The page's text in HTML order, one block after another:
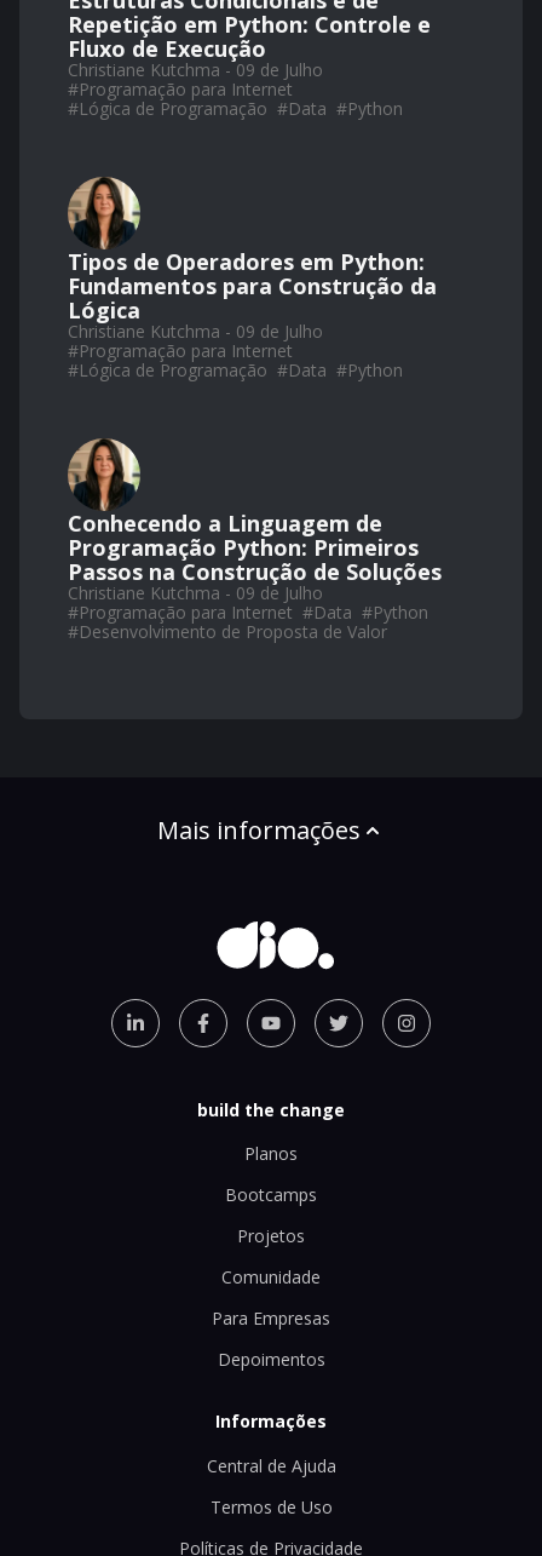
Repetição em Python: Controle e
Fluxo de Execução
Christiane Kutchma - 09 de Julho
#Programação para Internet
#Lógica de Programação #Data #Python
Tipos de Operadores em Python:
Fundamentos para Construção da
Lógica
Christiane Kutchma - 09 de Julho
#Programação para Internet
#Lógica de Programação #Data #Python
Conhecendo a Linguagem de
Programação Python: Primeiros
Passos na Construção de Soluções
Christiane Kutchma - 09 de Julho
#Programação para Internet #Data #Python
#Desenvolvimento de Proposta de Valor
Mais informações
build the change
Planos
Bootcamps
Projetos
Comunidade
Para Empresas
Depoimentos
Informações
Central de Ajuda
Termos de Uso
Políticas de Privacidade